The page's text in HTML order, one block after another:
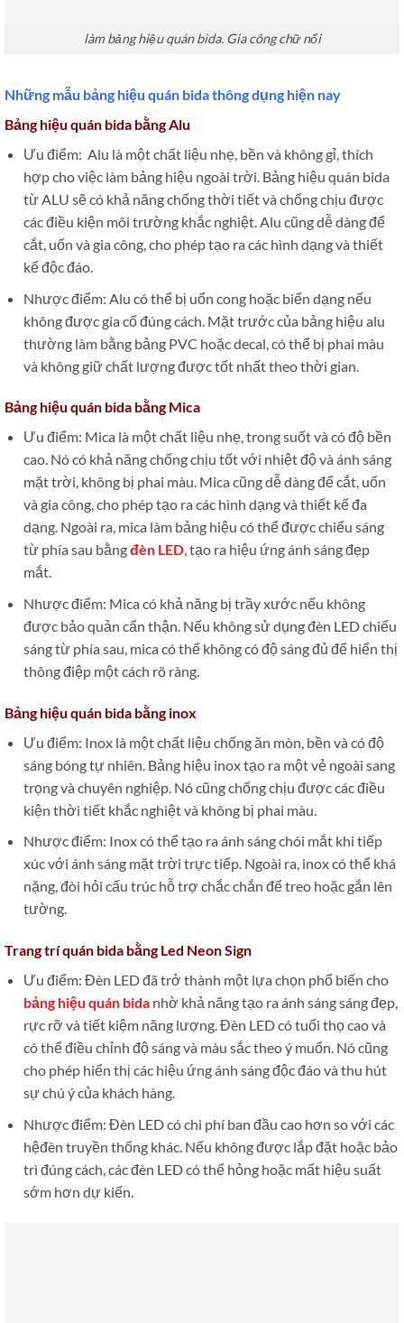
làm bảng hiệu quán bida. Gia công chữ nổi
Những mẫu bảng hiệu quán bida thông dụng hiện nay
Bảng hiệu quán bida bằng Alu
Ưu điểm: Alu là một chất liệu nhẹ, bền và không gỉ, thích
hợp cho việc làm bảng hiệu ngoài trời. Bảng hiệu quán bida
từ ALU sẽ có khả năng chống thời tiết và chống chịu được
các điều kiện môi trường khắc nghiệt. Alu cũng dễ dàng để
cắt, uốn và gia công, cho phép tạo ra các hình dạng và thiết
kế độc đáo.
Nhược điểm: Alu có thể bị uốn cong hoặc biến dạng nếu
không được gia cố đúng cách. Mặt trước của bảng hiệu alu
thường làm bằng bảng PVC hoặc decal, có thể bị phai màu
và không giữ chất lượng được tốt nhất theo thời gian.
Bảng hiệu quán bida bằng Mica
Ưu điểm: Mica là một chất liệu nhẹ, trong suốt và có độ bền
cao. Nó có khả năng chống chịu tốt với nhiệt độ và ánh sáng
mặt trời, không bị phai màu. Mica cũng dễ dàng để cắt, uốn
và gia công, cho phép tạo ra các hình dạng và thiết kế đa
dạng. Ngoài ra, mica làm bảng hiệu có thể được chiếu sáng
từ phía sau bằngđèn LED, tạo ra hiệu ứng ánh sáng đẹp
mắt.
Nhược điểm: Mica có khả năng bị trầy xước nếu không
được bảo quản cẩn thận. Nếu không sử dụng đèn LED chiếu
sáng từ phía sau, mica có thể không có độ sáng đủ để hiển thị
thông điệp một cách rõ ràng.
Bảng hiệu quán bida bằng inox
Ưu điểm: Inox là một chất liệu chống ăn mòn, bền và có độ
sáng bóng tự nhiên. Bảng hiệu inox tạo ra một vẻ ngoài sang
trọng và chuyên nghiệp. Nó cũng chống chịu được các điều
kiện thời tiết khắc nghiệt và không bị phai màu.
Nhược điểm: Inox có thể tạo ra ánh sáng chói mắt khi tiếp
xúc với ánh sáng mặt trời trực tiếp. Ngoài ra, inox có thể khá
nặng, đòi hỏi cấu trúc hỗ trợ chắc chắn để treo hoặc gắn lên
tường.
Trang trí quán bida bằng Led Neon Sign
Ưu điểm: Đèn LED đã trở thành một lựa chọn phổ biến cho
bảng hiệu quán bidanhờ khả năng tạo ra ánh sáng sáng đẹp,
rực rỡ và tiết kiệm năng lượng. Đèn LED có tuổi thọ cao và
có thể điều chỉnh độ sáng và màu sắc theo ý muốn. Nó cũng
cho phép hiển thị các hiệu ứng ánh sáng độc đáo và thu hút
sự chú ý của khách hàng.
Nhược điểm: Đèn LED có chi phí ban đầu cao hơn so với các
hệđèn truyền thống khác. Nếu không được lắp đặt hoặc bảo
trì đúng cách, các đèn LED có thể hỏng hoặc mất hiệu suất
sớm hơn dự kiến.